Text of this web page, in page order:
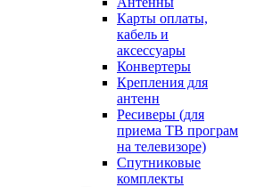
Карты оплаты,
кабель и
аксессуары
Конвертеры
Крепления для
антенн
Ресиверы (для
приема ТВ програм
на телевизоре)
Спутниковые
комплекты